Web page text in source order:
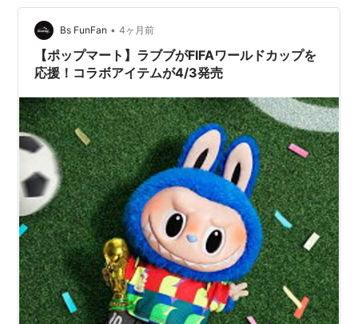
Bs FunFan • 4ヶ月前
【ポップマート】ラブブがFIFAワールドカップを
応援！コラボアイテムが4/3発売